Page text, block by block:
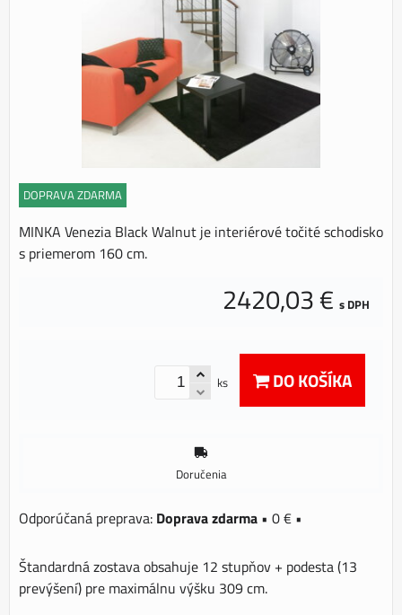
DOPRAVA ZDARMA
MINKA Venezia Black Walnut je interiérové točité schodisko
s priemerom 160 cm.
2420,03 € s DPH
ks DO KOŠÍKA
Doručenia
Doprava zdarma • 0 € •
Štandardná zostava obsahuje 12 stupňov + podesta (13
prevýšení) pre maximálnu výšku 309 cm.